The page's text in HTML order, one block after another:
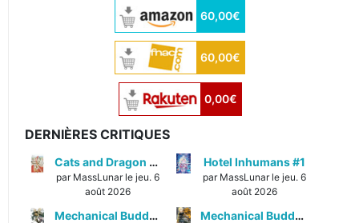
60,00€
60,00€
0,00€
DERNIÈRES CRITIQUES
Cats and Dragon #3
par MassLunar le jeu. 6
août 2026
Hotel Inhumans #1
par MassLunar le jeu. 6
août 2026
Mechanical Buddy Universe #1 Mechanical Buddy Universe #0